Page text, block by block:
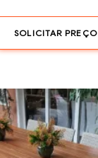
SOLICITAR PREÇO